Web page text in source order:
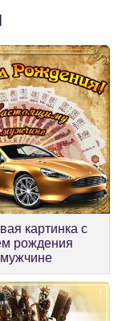
картинка с
рождения
мужчине